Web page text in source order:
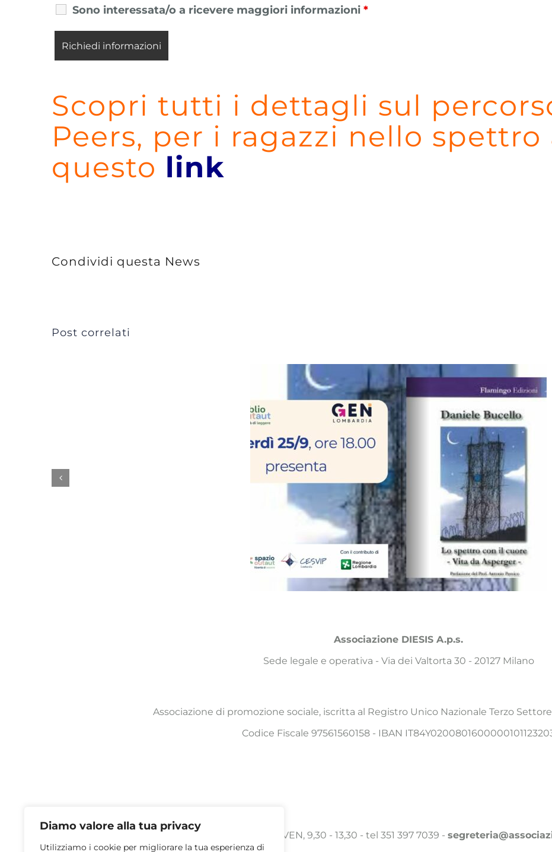
Diamo valore alla tua privacy
Utilizziamo i cookie per migliorare la tua esperienza di
Sono interessata/o a ricevere maggiori informazioni *
Scopri tutti i dettagli sul
Peers, per i ragazzi nello spettro
questo link
Condividi questa News
Post correlati
Associazione DIESIS A.p.s.
Sede legale e operativa - Via dei Valtorta 30 - 20127 Milano
Associazione di promozione sociale, iscritta al Registro Unico Nazionale Terzo
Codice Fiscale 97561560158 - IBAN
Orari segreteria: LUN - VEN, 9,30 - 13,30 - tel 351 397 7039 -